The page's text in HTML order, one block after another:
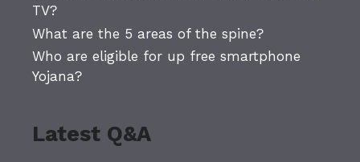
TV?
What are the 5 areas of the spine?
Who are eligible for up free smartphone
Yojana?
Latest Q&A